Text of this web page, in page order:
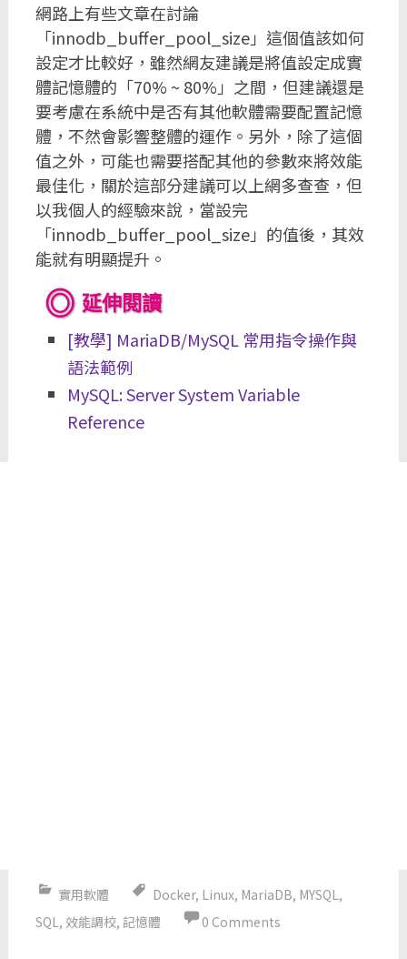
網路上有些文章在討論
「innodb_buffer_pool_size」這個值該如何
設定才比較好，雖然網友建議是將值設定成實
體記憶體的「70% ~ 80%」之間，但建議還是
要考慮在系統中是否有其他軟體需要配置記憶
體，不然會影響整體的運作。另外，除了這個
值之外，可能也需要搭配其他的參數來將效能
最佳化，關於這部分建議可以上網多查查，但
以我個人的經驗來說，當設完
「innodb_buffer_pool_size」的值後，其效
能就有明顯提升。
延伸閱讀
[教學] MariaDB/MySQL 常用指令操作與
語法範例
MySQL: Server System Variable
Reference
實用軟體 Docker, Linux, MariaDB, MYSQL,
SQL, 效能調校, 記憶體 0 Comments